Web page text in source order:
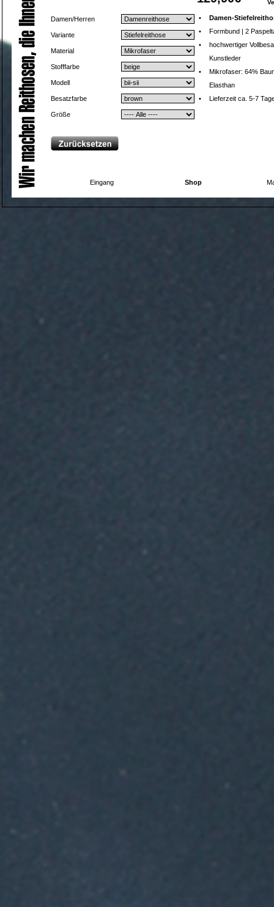
Damen/Herren
Variante
Material
Stofffarbe
Modell
Besatzfarbe
Größe
•
Damen-
•
Formbund | 2
•
hochwertiger
Kunstleder
•
Mikrofaser: 64%
Elasthan
•
Lieferzeit ca. 5-7
Eingang Shop